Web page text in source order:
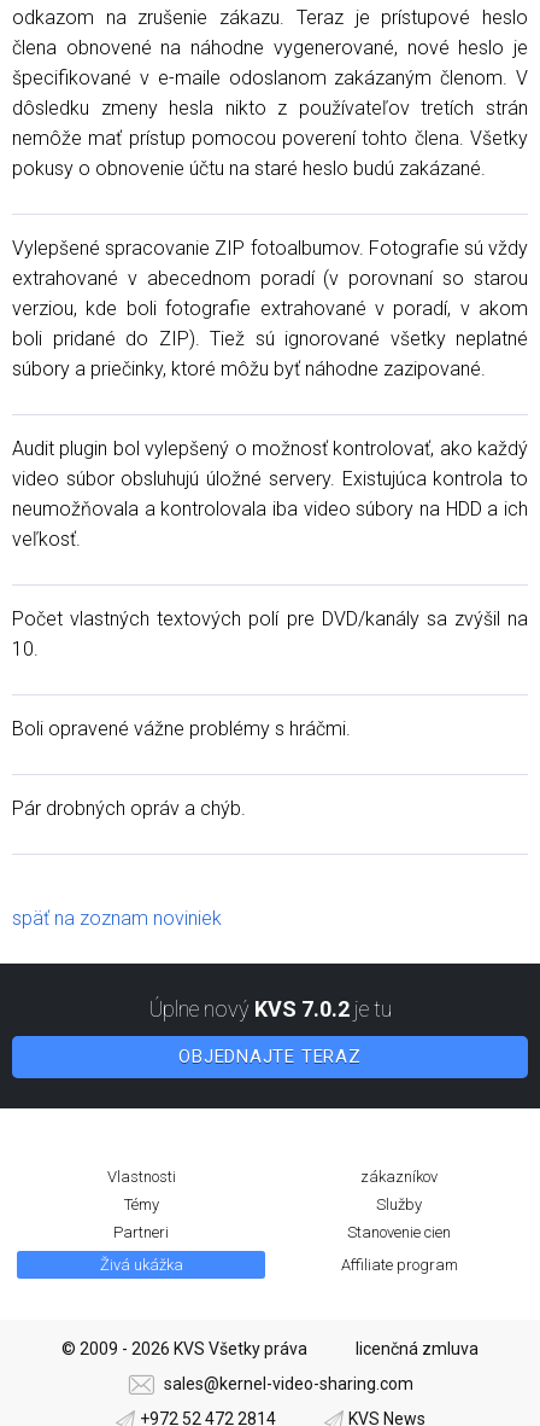
odkazom na zrušenie zákazu. Teraz je prístupové heslo
člena obnovené na náhodne vygenerované, nové heslo je
špecifikované v e-maile odoslanom zakázaným členom. V
dôsledku zmeny hesla nikto z používateľov tretích strán
nemôže mať prístup pomocou poverení tohto člena. Všetky
pokusy o obnovenie účtu na staré heslo budú zakázané.
Vylepšené spracovanie ZIP fotoalbumov. Fotografie sú vždy
extrahované v abecednom poradí (v porovnaní so starou
verziou, kde boli fotografie extrahované v poradí, v akom
boli pridané do ZIP). Tiež sú ignorované všetky neplatné
súbory a priečinky, ktoré môžu byť náhodne zazipované.
Audit plugin bol vylepšený o možnosť kontrolovať, ako každý
video súbor obsluhujú úložné servery. Existujúca kontrola to
neumožňovala a kontrolovala iba video súbory na HDD a ich
veľkosť.
Počet vlastných textových polí pre DVD/kanály sa zvýšil na
10.
Boli opravené vážne problémy s hráčmi.
Pár drobných opráv a chýb.
späť na zoznam noviniek
Úplne nový KVS 7.0.2je tu
OBJEDNAJTE TERAZ
Vlastnosti
zákazníkov
Témy
Služby
Partneri
Stanovenie cien
Živá ukážka
Affiliate program
© 2009 - 2026 KVS Všetky práva
licenčná zmluva
sales@kernel-video-sharing.com
+972 52 472 2814
KVS News